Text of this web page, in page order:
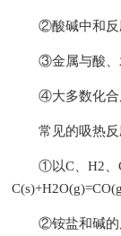
②酸碱中和反
③金属与酸、
④大多数化合反
常见的吸热反
①以C、H2、
②铵盐和碱的